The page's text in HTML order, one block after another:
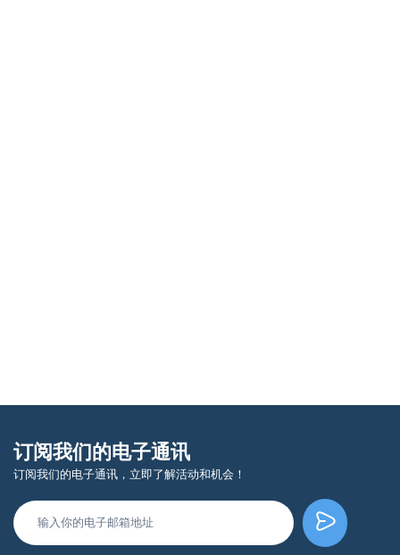
订阅我们的电子通讯
订阅我们的电子通讯，立即了解活动和机会！